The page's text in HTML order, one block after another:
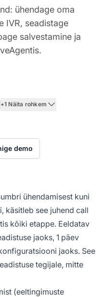
ühendage oma
IVR, seadistage
salvestamine ja
+1 Näita rohkem
demo
ühendamisest kuni
käsitleb see juhend call
kõiki etappe. Eeldatav
jaoks, 1 päev
jaoks. See
tegijale, mitte
(eeltingimuste